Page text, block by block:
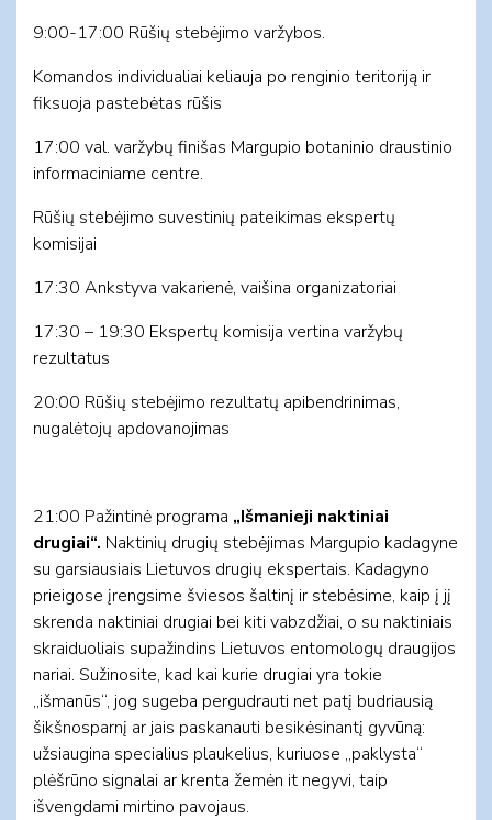
9:00-17:00 Rūšių stebėjimo varžybos.
Komandos individualiai keliauja po renginio teritoriją ir
fiksuoja pastebėtas rūšis
17:00 val. varžybų finišas Margupio botaninio draustinio
informaciniame centre.
Rūšių stebėjimo suvestinių pateikimas ekspertų
komisijai
17:30 Ankstyva vakarienė, vaišina organizatoriai
17:30 – 19:30 Ekspertų komisija vertina varžybų
rezultatus
20:00 Rūšių stebėjimo rezultatų apibendrinimas,
nugalėtojų apdovanojimas
21:00 Pažintinė programa „Išmanieji naktiniai
drugiai“. Naktinių drugių stebėjimas Margupio kadagyne
su garsiausiais Lietuvos drugių ekspertais. Kadagyno
prieigose įrengsime šviesos šaltinį ir stebėsime, kaip į jį
skrenda naktiniai drugiai bei kiti vabzdžiai, o su naktiniais
skraiduoliais supažindins Lietuvos entomologų draugijos
nariai. Sužinosite, kad kai kurie drugiai yra tokie
„išmanūs“, jog sugeba pergudrauti net patį budriausią
šikšnosparnį ar jais paskanauti besikėsinantį gyvūną:
užsiaugina specialius plaukelius, kuriuose „paklysta“
plėšrūno signalai ar krenta žemėn it negyvi, taip
išvengdami mirtino pavojaus.